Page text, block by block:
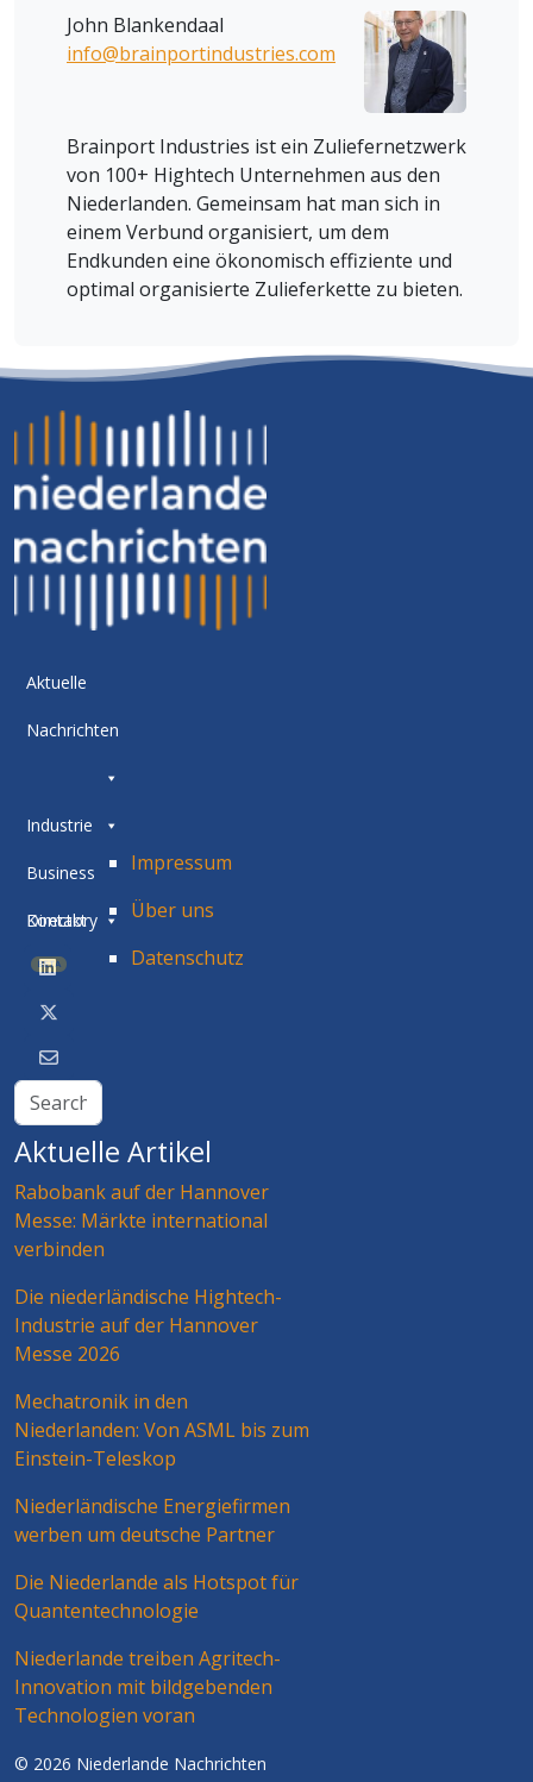
John Blankendaal
info@brainportindustries.com
Brainport Industries ist ein Zuliefernetzwerk
von 100+ Hightech Unternehmen aus den
Niederlanden. Gemeinsam hat man sich in
einem Verbund organisiert, um dem
Endkunden eine ökonomisch effiziente und
optimal organisierte Zulieferkette zu bieten.
Aktuelle
Nachrichten
Industrie
Business
Directory
BETA
Kontakt
Impressum
Über uns
Datenschutz
Aktuelle Artikel
Rabobank auf der Hannover
Messe: Märkte international
verbinden
Die niederländische Hightech-
Industrie auf der Hannover
Messe 2026
Mechatronik in den
Niederlanden: Von ASML bis zum
Einstein-Teleskop
Niederländische Energiefirmen
werben um deutsche Partner
Die Niederlande als Hotspot für
Quantentechnologie
Niederlande treiben Agritech-
Innovation mit bildgebenden
Technologien voran
© 2026 Niederlande Nachrichten